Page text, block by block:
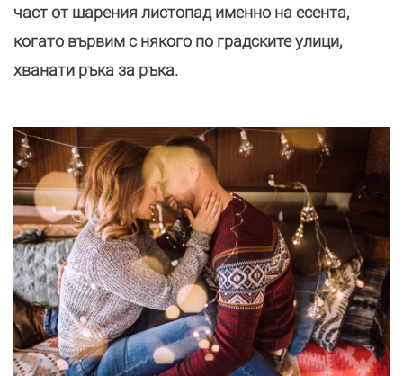
част от шарения листопад именно на есента,
когато вървим с някого по градските улици,
хванати ръка за ръка.